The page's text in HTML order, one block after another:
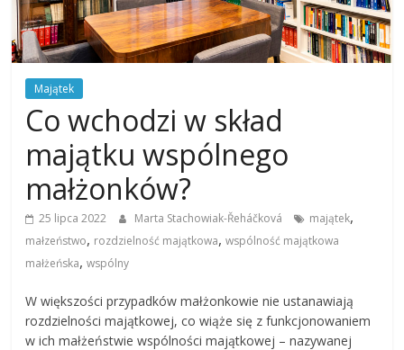
podział
majątku
wspólnego,
władza
rodzicielska
kontakty
dziećmi.
Serwis
prowadzony
przez
Kancelaria
Adwokacka.
Majątek
Co wchodzi w skład
majątku wspólnego
małżonków?
25 lipca 2022 Marta Stachowiak-­Řeháčková majątek,
małzeństwo, rozdzielność majątkowa,wspólność majątkowa
małżeńska,wspólny
W większości przypadków małżonkowie nie ustanawiają
rozdzielności majątkowej, co wiąże się z funkcjonowaniem
w ich małżeństwie wspólności majątkowej – nazywanej